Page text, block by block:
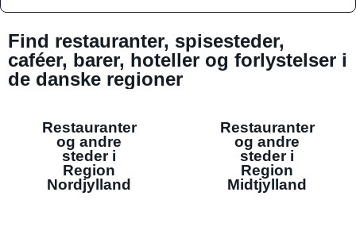
Find restauranter, spisesteder,
caféer, barer, hoteller og forlystelser i
de danske regioner
Restauranter
og andre
steder i
Region
Nordjylland
Restauranter
og andre
steder i
Region
Midtjylland